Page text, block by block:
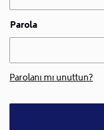
Parola
Parolanı mı unuttun?